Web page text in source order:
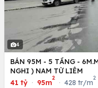
4
BÁN 95M - 5 TẦNG -
NGHI ) NAM TỪ LIÊM
41 tỷ · 95m
2
· 428 tr/m
2